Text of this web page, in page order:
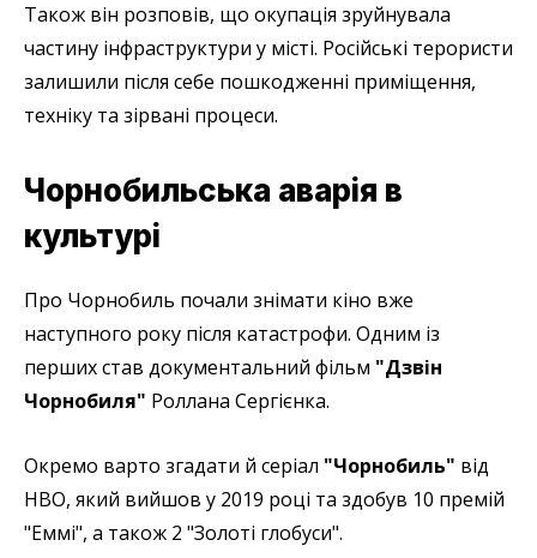
Також він розповів, що окупація зруйнувала
частину інфраструктури у місті. Російські терористи
залишили після себе пошкодженні приміщення,
техніку та зірвані процеси.
Чорнобильська аварія в
культурі
Про Чорнобиль почали знімати кіно вже
наступного року після катастрофи. Одним із
перших став документальний фільм "Дзвін
Чорнобиля" Роллана Сергієнка.
Окремо варто згадати й серіал "Чорнобиль" від
HBO, який вийшов у 2019 році та здобув 10 премій
"Еммі", а також 2 "Золоті глобуси".